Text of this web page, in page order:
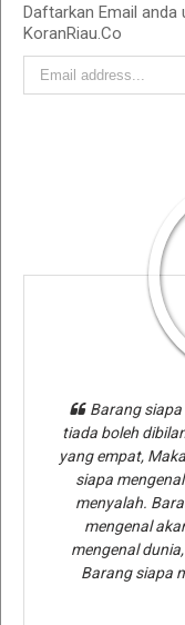
Daftarkan Email
KoranRiau.Co
Barang
tiada boleh
yang empat,
siapa
menyalah.
mengenal
mengenal
Barang siapa